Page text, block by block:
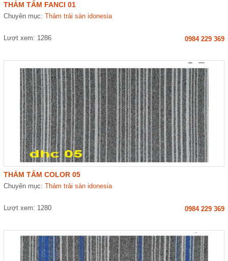
THẢM TẤM FANCI 01
Chuyên mục:Thảm trải sàn idonesia
Lượt xem: 1286 0984 229 369
THẢM TẤM COLOR 05
Chuyên mục:Thảm trải sàn idonesia
Lượt xem: 1280 0984 229 369